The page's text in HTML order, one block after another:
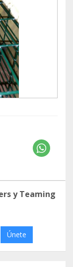
y Teaming
Únete